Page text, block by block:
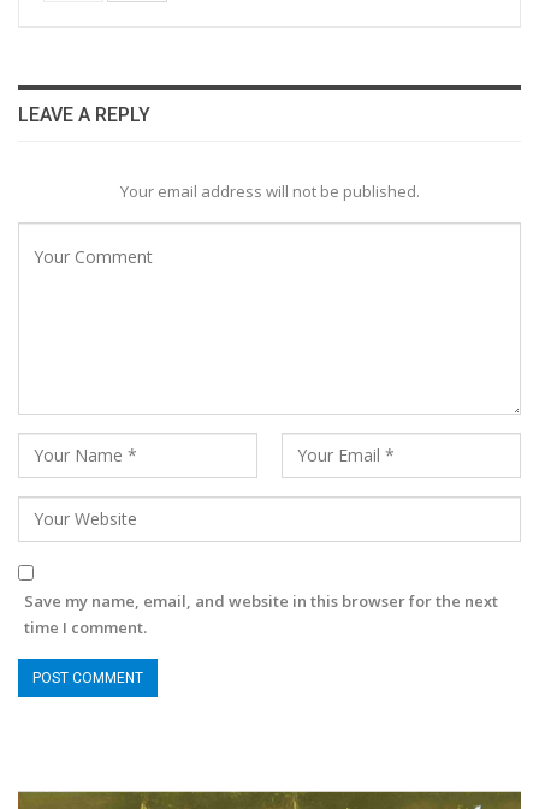
LEAVE A REPLY
Your email address will not be published.
Save my name, email, and website in this browser for the next
time I comment.